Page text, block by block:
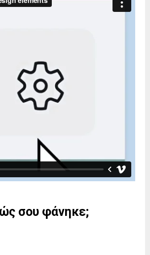
σου φάνηκε;